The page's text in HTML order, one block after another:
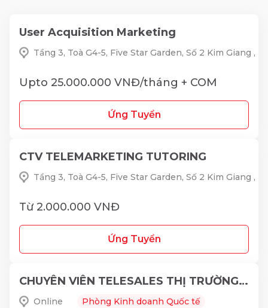
User Acquisition Marketing
Tầng 3, Toà G4-5, Five Star Garden, Số 2 Kim Giang ,
Upto 25.000.000 VNĐ/tháng + COM
Ứng Tuyển
CTV TELEMARKETING TUTORING
Tầng 3, Toà G4-5, Five Star Garden, Số 2 Kim Giang ,
Từ 2.000.000 VNĐ
Ứng Tuyển
CHUYÊN VIÊN TELESALES THỊ TRƯỜNG THÁI LAN
Online Phòng Kinh doanh Quốc tế